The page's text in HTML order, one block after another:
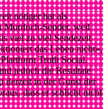
nötiger hat als
Murdoch-Sender, weil
viel zu viel Sendezeit
das Leben nicht»,
Truth Social.
jedoch die Resultate
derzeit in der Gunst der
dass er schlicht nicht